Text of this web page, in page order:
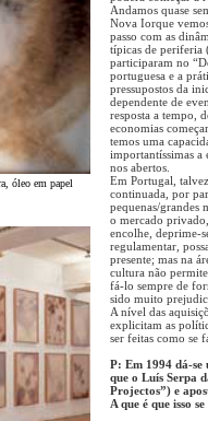
óleo em papel
Andamos quase
Nova Iorque
passo com as
típicas de periferia
participaram no
portuguesa e a
pressupostos da
dependente de
resposta a tempo,
economias
temos uma
importantíssimas a
nos abertos.
Em Portugal,
continuada, por
pequenas/grandes
o mercado privado,
encolhe, deprime-
regulamentar,
presente; mas na
cultura não
fá-lo sempre de
sido muito
A nível das
explicitam as
ser feitas como se
P: Em 1994 dá-se
que o Luís Serpa
Projectos”) e
A que é que isso